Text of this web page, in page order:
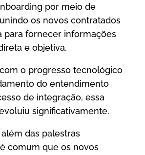
por meio de
os novos contratados
para fornecer informações
e objetiva.
o progresso tecnológico
do entendimento
de integração, essa
significativamente.
das palestras
comum que os novos